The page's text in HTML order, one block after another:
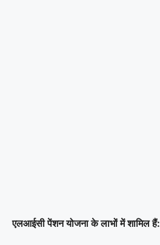
एलआईसी पेंशन योजना के लाभों में शामिल हैं: